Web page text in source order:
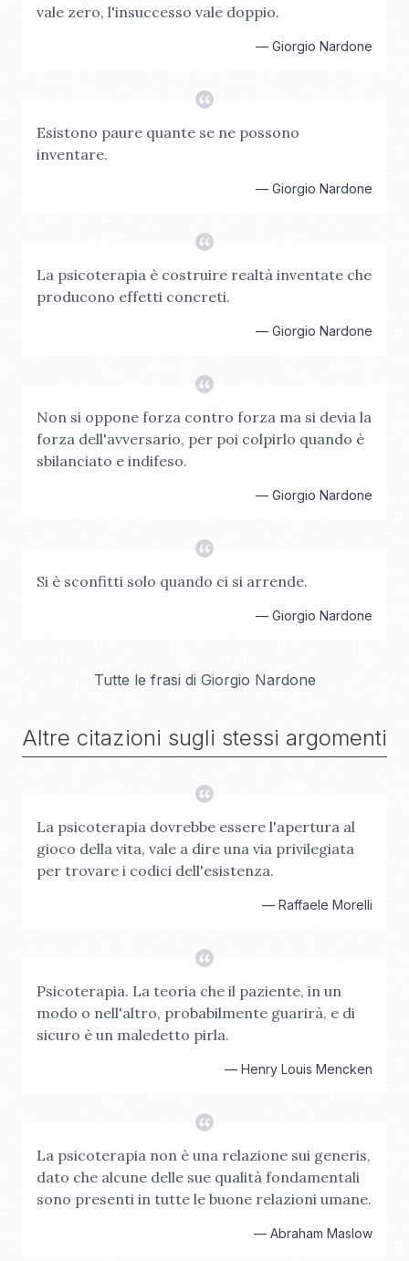
vale zero, l'insuccesso vale doppio.
— Giorgio Nardone
Esistono paure quante se ne possono
inventare.
— Giorgio Nardone
La psicoterapia è costruire realtà inventate che
producono effetti concreti.
— Giorgio Nardone
Non si oppone forza contro forza ma si devia la
forza dell'avversario, per poi colpirlo quando è
sbilanciato e indifeso.
— Giorgio Nardone
Si è sconfitti solo quando ci si arrende.
— Giorgio Nardone
Tutte le frasi di Giorgio Nardone
Altre citazioni sugli stessi argomenti
La psicoterapia dovrebbe essere l'apertura al
gioco della vita, vale a dire una via privilegiata
per trovare i codici dell'esistenza.
— Raffaele Morelli
Psicoterapia. La teoria che il paziente, in un
modo o nell'altro, probabilmente guarirà, e di
sicuro è un maledetto pirla.
— Henry Louis Mencken
La psicoterapia non è una relazione sui generis,
dato che alcune delle sue qualità fondamentali
sono presenti in tutte le buone relazioni umane.
— Abraham Maslow